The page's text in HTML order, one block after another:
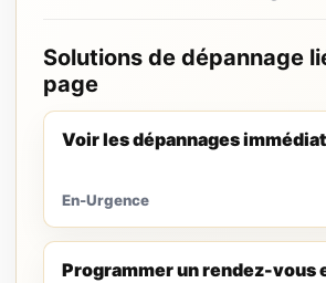
Solutions de dépannage
page
Voir les dépannages
En-Urgence
Programmer un rendez-vous